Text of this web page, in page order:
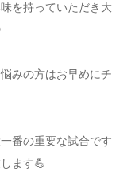
を持っていただき大
みの方はお早めにチ
番の重要な試合です
ます💪